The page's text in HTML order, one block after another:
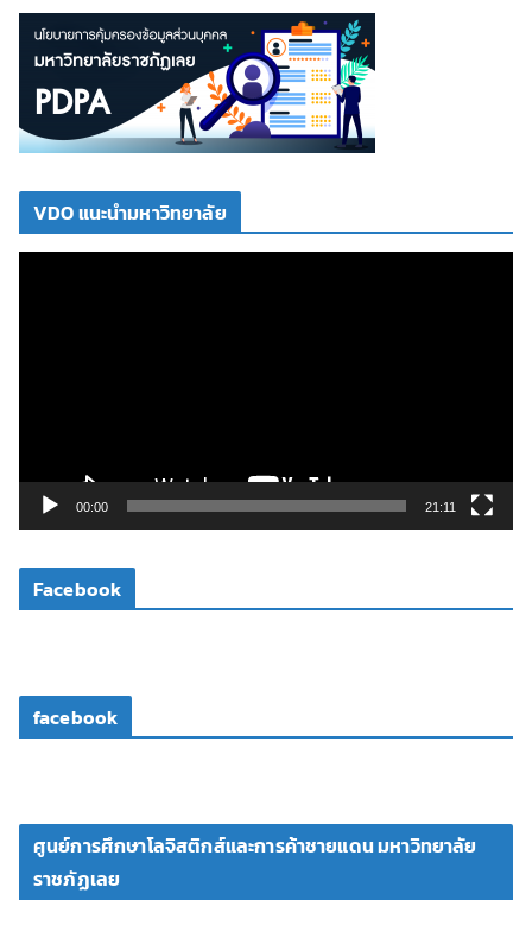
VDO แนะนำมหาวิทยาลัย
ดี
โ
00:00 21:11
Facebook
facebook
ศูนย์การศึกษาโลจิสติกส์และการค้าชายแดน มหาวิทยาลัย
ราชภัฏเลย